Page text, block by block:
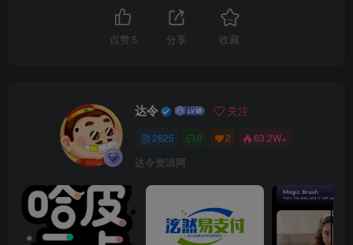
点赞 5 分享 收藏
达令 关注
2625 0 2 63.2W+
达令资源网